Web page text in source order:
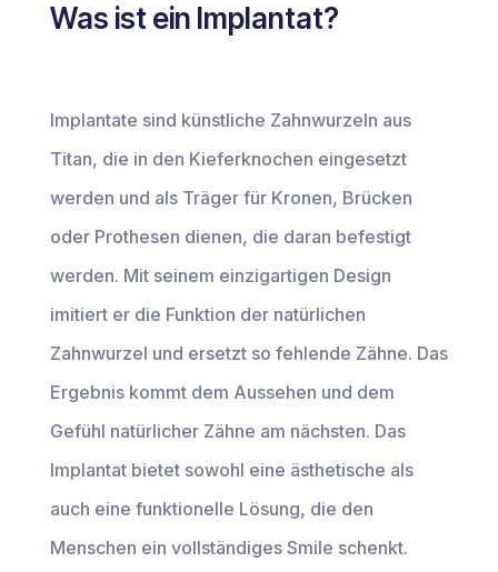
Was ist ein Implantat?
Implantate sind künstliche Zahnwurzeln aus
Titan, die in den Kieferknochen eingesetzt
werden und als Träger für Kronen, Brücken
oder Prothesen dienen, die daran befestigt
werden. Mit seinem einzigartigen Design
imitiert er die Funktion der natürlichen
Zahnwurzel und ersetzt so fehlende Zähne. Das
Ergebnis kommt dem Aussehen und dem
Gefühl natürlicher Zähne am nächsten. Das
Implantat bietet sowohl eine ästhetische als
auch eine funktionelle Lösung, die den
Menschen ein vollständiges Smile schenkt.